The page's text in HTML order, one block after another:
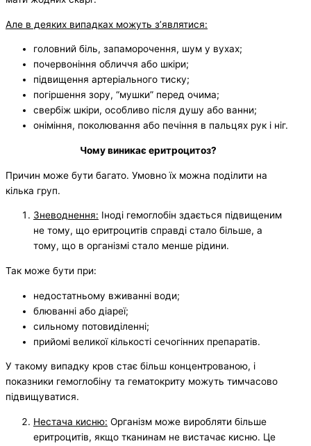
Але в деяких випадках можуть з’являтися:
головний біль, запаморочення, шум у вухах;
почервоніння обличчя або шкіри;
підвищення артеріального тиску;
погіршення зору, “мушки” перед очима;
свербіж шкіри, особливо після душу або ванни;
оніміння, поколювання або печіння в пальцях рук і ніг.
Чому виникає еритроцитоз?
Причин може бути багато. Умовно їх можна поділити на
кілька груп.
Зневоднення: Іноді гемоглобін здається підвищеним
не тому, що еритроцитів справді стало більше, а
тому, що в організмі стало менше рідини.
Так може бути при:
недостатньому вживанні води;
блюванні або діареї;
сильному потовиділенні;
прийомі великої кількості сечогінних препаратів.
У такому випадку кров стає більш концентрованою, і
показники гемоглобіну та гематокриту можуть тимчасово
підвищуватися.
Нестача кисню: Організм може виробляти більше
еритроцитів, якщо тканинам не вистачає кисню. Це